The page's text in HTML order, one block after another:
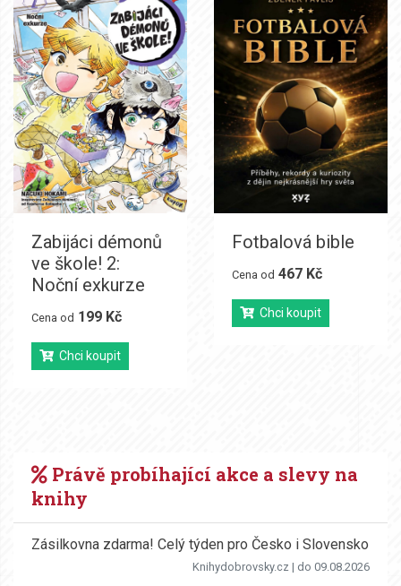
Zabijáci démonů
ve škole! 2:
Noční exkurze
Cena od 199 Kč
Chci koupit
Fotbalová bible
Cena od 467 Kč
Chci koupit
Právě probíhající akce a slevy na
knihy
Zásilkovna zdarma! Celý týden pro Česko i Slovensko
Knihydobrovsky.cz | do 09.08.2026